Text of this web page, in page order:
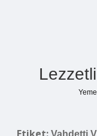
Vahdetti